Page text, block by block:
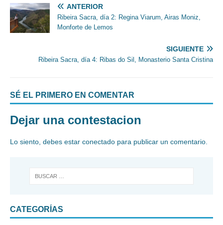
ANTERIOR
Ribeira Sacra, día 2: Regina Viarum, Airas Moniz,
Monforte de Lemos
SIGUIENTE
Ribeira Sacra, día 4: Ribas do Sil, Monasterio Santa Cristina
SÉ EL PRIMERO EN COMENTAR
Dejar una contestacion
Lo siento, debes estar conectado para publicar un comentario.
CATEGORÍAS